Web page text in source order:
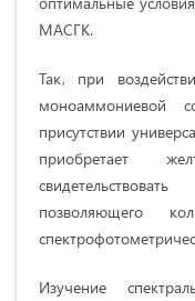
МАСГК.
Так, при
моноаммониевой
присутствии
приобретает
позволяющего
Изучение